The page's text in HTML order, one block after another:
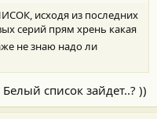
исходя из последних
серий прям хрень какая
не знаю надо ли
список зайдет..? ))